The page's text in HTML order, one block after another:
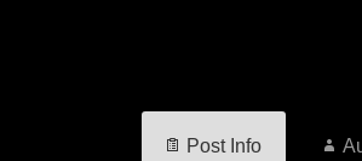
Post Info